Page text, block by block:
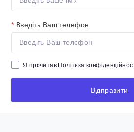
* Введіть Ваш телефон
Я прочитав Політика
Відправити